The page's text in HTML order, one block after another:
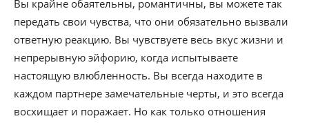
Вы крайне обаятельны, романтичны, вы можете так
передать свои чувства, что они обязательно вызвали
ответную реакцию. Вы чувствуете весь вкус жизни и
непрерывную эйфорию, когда испытываете
настоящую влюбленность. Вы всегда находите в
каждом партнере замечательные черты, и это всегда
восхищает и поражает. Но как только отношения